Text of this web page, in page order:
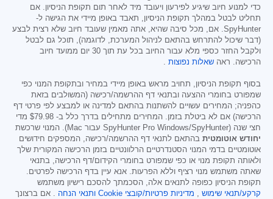
כדי למנוע חיוב שיגיע לפירעון ויעובד מיד לאחר תום תקופת הניסיון. אם
תחליט לבטל במהלך תקופת הניסיון, תאבד באופן מיידי את הגישה ל-
SpyHunter. אם, מכל סיבה שהיא, אתה מאמין שעובד חיוב שלא רצית לבצע
(דבר שיכול להתרחש בהתאם לניהול המערכת, לדוגמה), תוכל גם לבטל
ולקבל החזר כספי מלא עבור החיוב בכל עת תוך 30 יום ממועד חיוב
הרכישה. ראה שאלות נפוצות .
בסוף תקופת הניסיון, תחויב מראש באופן מיידי במחיר ובתקופת המנוי כפי
שמפורט בחומרי ההצעה ובתנאי דף ההרשמה/רכישה (המשולבים בזאת
כהפניה; המחירים עשויים להשתנות בהתאם למדינה או למבצע לפי פרטי דף
הרכישה) אם לא ביטלת בזמן. המחירים מתחילים בדרך כלל ב- $79.98 מדי
חצי שנה (SpyHunter Pro Windows/SpyHunter עבור Mac). המנוי שרכשת
יחודש אוטומטית בהתאם לתנאי דף ההרשמה/רכישה, המספקים חידושים
אוטומטיים בדמי המנוי הסטנדרטיים הרלוונטיים בזמן הרכישה המקורית שלך
ולאותה תקופת מנוי או כפי שמפורט בחומרי הקידום/דף הרכישה, בתנאי
שאתה משתמש מנוי רציף וללא הפרעות. אנא עיין בדף הרכישה לפרטים.
תקופת הניסיון כפופה לתנאים אלה, הסכמתך להסכם רישיון משתמש
קרקע/תנאי שימוש , מדיניות פרטיות/קובצי Cookie ותנאי הנחה . אם ברצונך